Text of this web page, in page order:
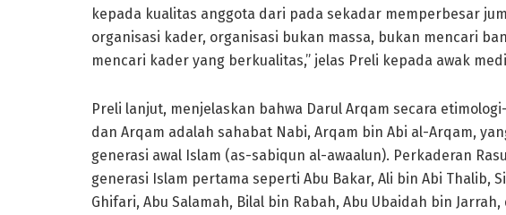
kepada kualitas anggota dari pada sekadar memperbesar
organisasi kader, organisasi bukan massa, bukan mencari
mencari kader yang berkualitas,” jelas Preli kepada awak
Preli lanjut, menjelaskan bahwa Darul Arqam secara
dan Arqam adalah sahabat Nabi, Arqam bin Abi al-Arqam,
generasi awal Islam (as-sabiqun al-awaalun). Perkaderan
generasi Islam pertama seperti Abu Bakar, Ali bin Abi Thalib,
Ghifari, Abu Salamah, Bilal bin Rabah, Abu Ubaidah bin